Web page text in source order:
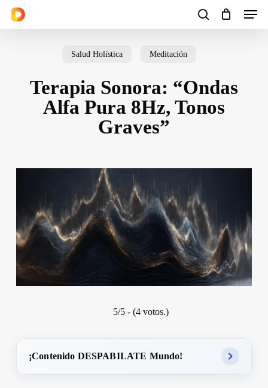
Skip
search
Menu
Cart Close
Salud Holística Meditación
Terapia Sonora: “Ondas
Alfa Pura 8Hz, Tonos
Graves”
5/5 - (4 votos.)
¡Contenido DESPABILATE Mundo!